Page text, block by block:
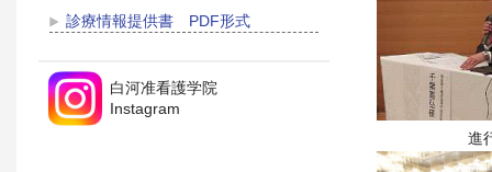
進
診療情報提供書 PDF形式
白河准看護学院
Instagram